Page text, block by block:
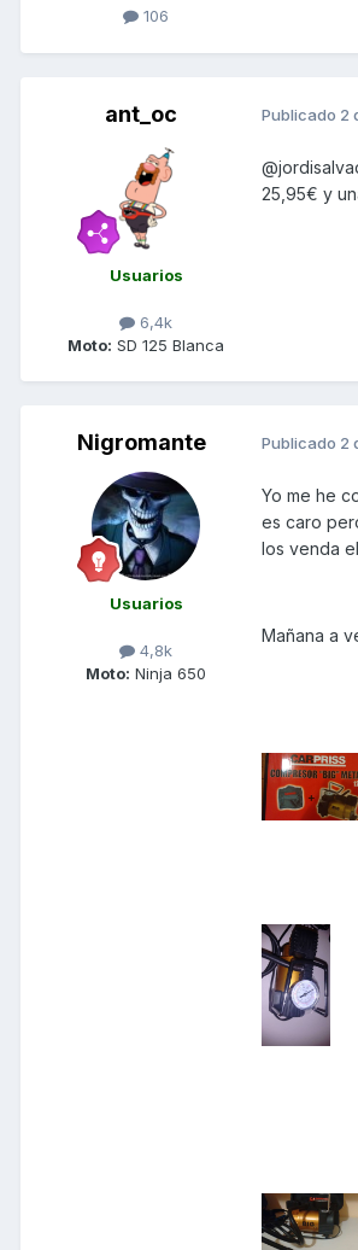
106
ant_oc
Usuarios
6,4k
Moto: SD 125 Blanca
Publicado 2
25,95€ y
Nigromante
Usuarios
4,8k
Moto: Ninja 650
Publicado 2
Yo me he
es caro
los venda
Mañana a